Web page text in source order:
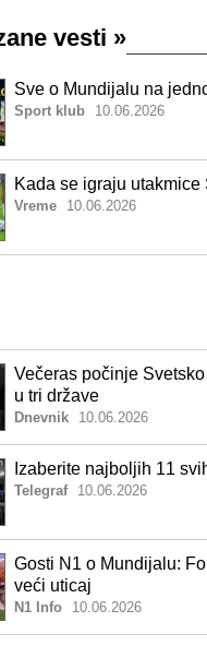
vesti »
Sve o Mundijalu na
Sport klub 10.06.2026
Kada se igraju
Vreme 10.06.2026
Večeras počinje
u tri države
Dnevnik 10.06.2026
Izaberite najboljih 11
Telegraf 10.06.2026
Gosti N1 o Mundijalu:
veći uticaj
N1 Info 10.06.2026